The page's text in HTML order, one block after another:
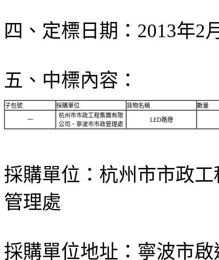
四、定標日期：2013年2
五、中標內容：
子包號 採購單位 貨物名稱 數量
一
杭州市市政工程集團有限
公司、寧波市市政管理處
LED路燈
採購單位：杭州市市政
管理處
採購單位地址：寧波市啟